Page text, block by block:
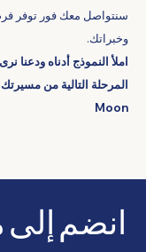
سنتواصل معك فور توفر
وخبراتك.
املأ النموذج أدناه ودعنا
Moon
انضم